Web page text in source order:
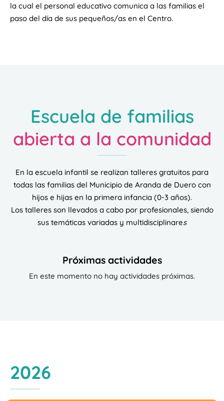
la cual el personal educativo comunica a las familias el
paso del día de sus pequeños/as en el Centro.
Escuela de familias
abierta a la comunidad
En la escuela infantil se realizan talleres gratuitos para
todas las familias del Municipio de Aranda de Duero con
hijos e hijas en la primera infancia (0-3 años).
Los talleres son llevados a cabo por profesionales, siendo
sus temáticas variadas y multidisciplinares
Próximas actividades
En este momento no hay actividades próximas.
2026